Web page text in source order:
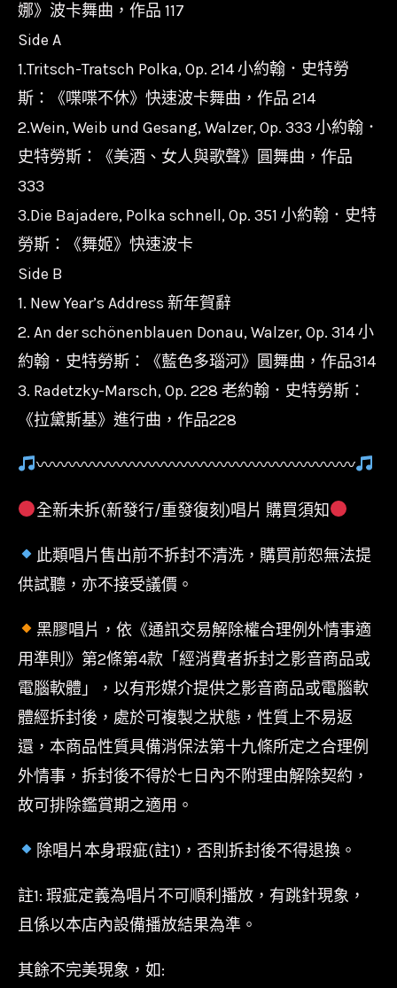
娜》波卡舞曲，作品 117
Side A
1.Tritsch-Tratsch Polka, Op. 214 小約翰．史特勞
斯：《喋喋不休》快速波卡舞曲，作品 214
2.Wein, Weib und Gesang, Walzer, Op. 333 小約翰．
史特勞斯：《美酒、女人與歌聲》圓舞曲，作品
333
3.Die Bajadere, Polka schnell, Op. 351 小約翰．史特
勞斯：《舞姬》快速波卡
Side B
1. New Year’s Address 新年賀辭
2. An der schönenblauen Donau, Walzer, Op. 314 小
約翰．史特勞斯：《藍色多瑙河》圓舞曲，作品314
3. Radetzky-Marsch, Op. 228 老約翰．史特勞斯：
《拉黛斯基》進行曲，作品228
〰〰〰〰〰〰〰〰〰〰〰〰〰〰〰〰〰〰〰〰
全新未拆(新發行/重發復刻)唱片 購買須知
此類唱片售出前不拆封不清洗，購買前恕無法提
供試聽，亦不接受議價。
黑膠唱片，依《通訊交易解除權合理例外情事適
用準則》第2條第4款「經消費者拆封之影音商品或
電腦軟體」，以有形媒介提供之影音商品或電腦軟
體經拆封後，處於可複製之狀態，性質上不易返
還，本商品性質具備消保法第十九條所定之合理例
外情事，拆封後不得於七日內不附理由解除契約，
故可排除鑑賞期之適用。
除唱片本身瑕疵(註1)，否則拆封後不得退換。
註1: 瑕疵定義為唱片不可順利播放，有跳針現象，
且係以本店內設備播放結果為準。
其餘不完美現象，如: